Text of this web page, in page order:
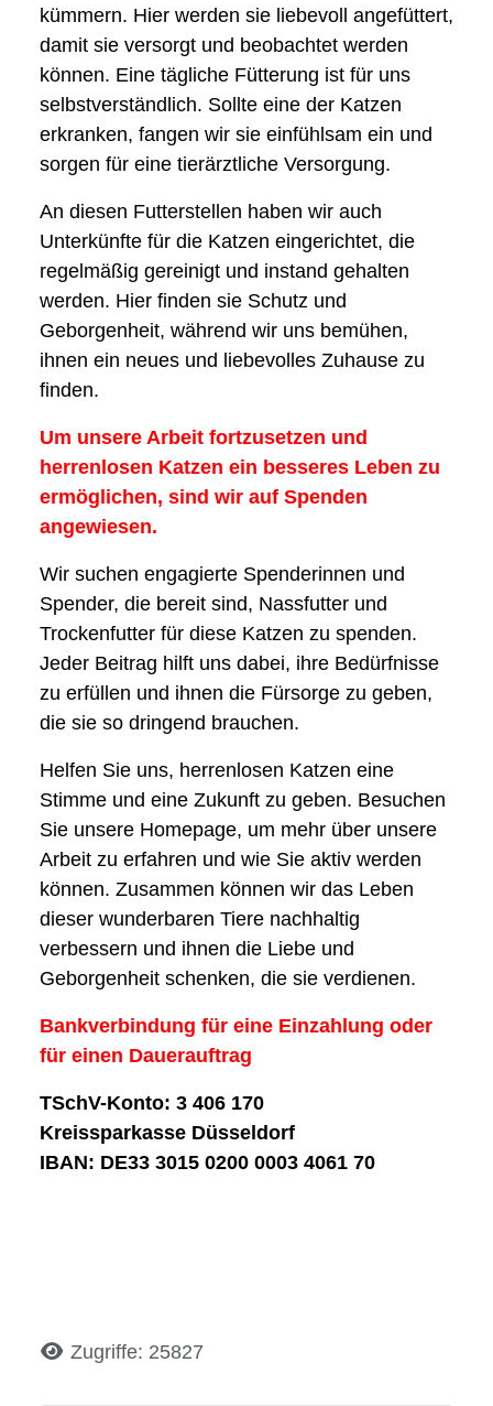
kümmern. Hier werden sie liebevoll angefüttert,
damit sie versorgt und beobachtet werden
können. Eine tägliche Fütterung ist für uns
selbstverständlich. Sollte eine der Katzen
erkranken, fangen wir sie einfühlsam ein und
sorgen für eine tierärztliche Versorgung.
An diesen Futterstellen haben wir auch
Unterkünfte für die Katzen eingerichtet, die
regelmäßig gereinigt und instand gehalten
werden. Hier finden sie Schutz und
Geborgenheit, während wir uns bemühen,
ihnen ein neues und liebevolles Zuhause zu
finden.
Um unsere Arbeit fortzusetzen und
herrenlosen Katzen ein besseres Leben zu
ermöglichen, sind wir auf Spenden
angewiesen.
Wir suchen engagierte Spenderinnen und
Spender, die bereit sind, Nassfutter und
Trockenfutter für diese Katzen zu spenden.
Jeder Beitrag hilft uns dabei, ihre Bedürfnisse
zu erfüllen und ihnen die Fürsorge zu geben,
die sie so dringend brauchen.
Helfen Sie uns, herrenlosen Katzen eine
Stimme und eine Zukunft zu geben. Besuchen
Sie unsere Homepage, um mehr über unsere
Arbeit zu erfahren und wie Sie aktiv werden
können. Zusammen können wir das Leben
dieser wunderbaren Tiere nachhaltig
verbessern und ihnen die Liebe und
Geborgenheit schenken, die sie verdienen.
Bankverbindung für eine Einzahlung oder
für einen Dauerauftrag
TSchV-Konto: 3 406 170
Kreissparkasse Düsseldorf
IBAN: DE33 3015 0200 0003 4061 70
DetailsZugriffe: 25827